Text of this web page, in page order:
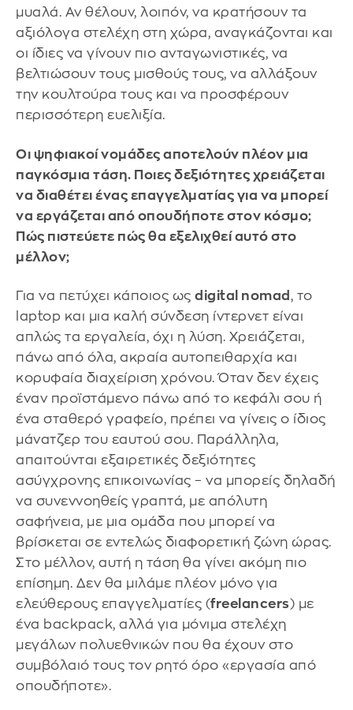
μυαλά. Αν θέλουν, λοιπόν, να κρατήσουν τα
αξιόλογα στελέχη στη χώρα, αναγκάζονται και
οι ίδιες να γίνουν πιο ανταγωνιστικές, να
βελτιώσουν τους μισθούς τους, να αλλάξουν
την κουλτούρα τους και να προσφέρουν
περισσότερη ευελιξία.
Οι ψηφιακοί νομάδες αποτελούν πλέον μια
παγκόσμια τάση. Ποιες δεξιότητες χρειάζεται
να διαθέτει ένας επαγγελματίας για να μπορεί
να εργάζεται από οπουδήποτε στον κόσμο;
Πώς πιστεύετε πώς θα εξελιχθεί αυτό στο
μέλλον;
Για να πετύχει κάποιος ως digital nomad , το
laptop και μια καλή σύνδεση ίντερνετ είναι
απλώς τα εργαλεία, όχι η λύση. Χρειάζεται,
πάνω από όλα, ακραία αυτοπειθαρχία και
κορυφαία διαχείριση χρόνου. Όταν δεν έχεις
έναν προϊστάμενο πάνω από το κεφάλι σου ή
ένα σταθερό γραφείο, πρέπει να γίνεις ο ίδιος
μάνατζερ του εαυτού σου. Παράλληλα,
απαιτούνται εξαιρετικές δεξιότητες
ασύγχρονης επικοινωνίας – να μπορείς δηλαδή
να συνεννοηθείς γραπτά, με απόλυτη
σαφήνεια, με μια ομάδα που μπορεί να
βρίσκεται σε εντελώς διαφορετική ζώνη ώρας.
Στο μέλλον, αυτή η τάση θα γίνει ακόμη πιο
επίσημη. Δεν θα μιλάμε πλέον μόνο για
ελεύθερους επαγγελματίες (freelancers) με
ένα backpack, αλλά για μόνιμα στελέχη
μεγάλων πολυεθνικών που θα έχουν στο
συμβόλαιό τους τον ρητό όρο «εργασία από
οπουδήποτε».